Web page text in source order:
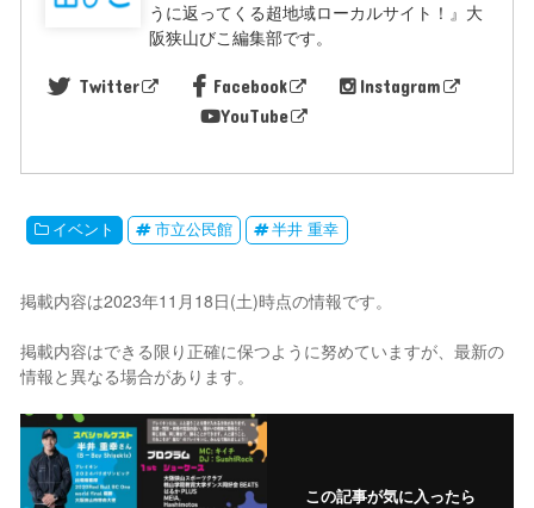
うに返ってくる超地域ローカルサイト！』大
阪狭山びこ編集部です。
Twitter Facebook
Instagram
YouTube
イベント 市立公民館 半井 重幸
掲載内容は2023年11月18日(土)時点の情報です。
掲載内容はできる限り正確に保つように努めていますが、最新の
情報と異なる場合があります。
この記事が気に入ったら